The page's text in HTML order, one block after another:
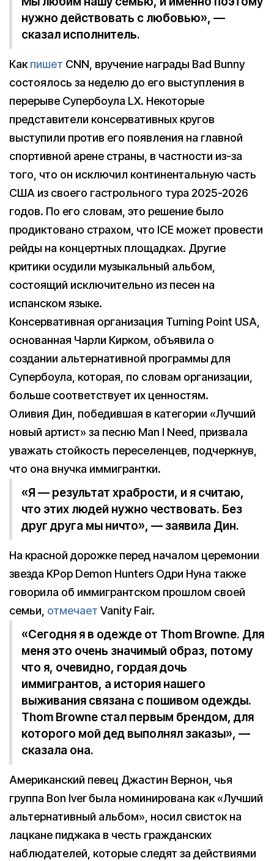
нужно действовать с любовью», —
сказал исполнитель.
Какпишет CNN, вручение награды Bad Bunny
состоялось за неделю до его выступления в
перерыве Супербоула LX. Некоторые
представители консервативных кругов
выступили против его появления на главной
спортивной арене страны, в частности из-за
того, что он исключил континентальную часть
США из своего гастрольного тура 2025-2026
годов. По его словам, это решение было
продиктовано страхом, что ICE может провести
рейды на концертных площадках. Другие
критики осудили музыкальный альбом,
состоящий исключительно из песен на
испанском языке.
Консервативная организация Turning Point USA,
основанная Чарли Кирком, объявила о
создании альтернативной программы для
Супербоула, которая, по словам организации,
больше соответствует их ценностям.
Оливия Дин, победившая в категории «Лучший
новый артист» за песню Man I Need, призвала
уважать стойкость переселенцев, подчеркнув,
что она внучка иммигрантки.
«Я — результат храбрости, и я считаю,
что этих людей нужно чествовать. Без
друг друга мы ничто», — заявила Дин.
На красной дорожке перед началом церемонии
звезда KPop Demon Hunters Одри Нуна также
говорила об иммигрантском прошлом своей
семьи, отмечает Vanity Fair.
«Сегодня я в одежде от Thom Browne. Для
меня это очень значимый образ, потому
что я, очевидно, гордая дочь
иммигрантов, а история нашего
выживания связана с пошивом одежды.
Thom Browne стал первым брендом, для
которого мой дед выполнял заказы», —
сказала она.
Американский певец Джастин Вернон, чья
группа Bon Iver была номинирована как «Лучший
альтернативный альбом», носил свисток на
лацкане пиджака в честь гражданских
наблюдателей, которые следят за действиями